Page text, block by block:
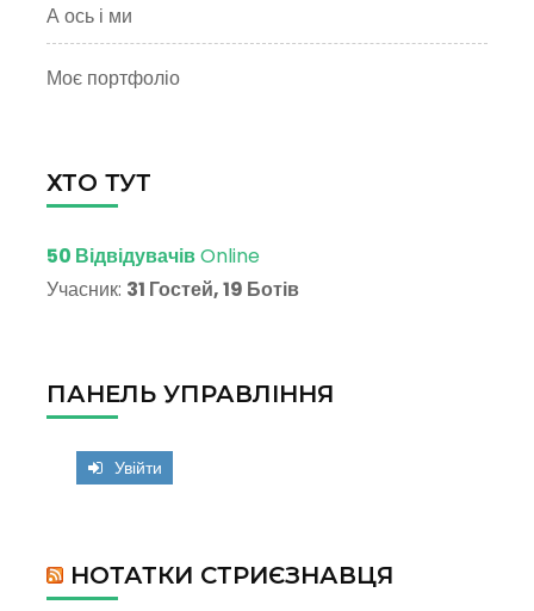
А ось і ми
Моє портфоліо
ХТО ТУТ
50 ВідвідувачівOnline
Учасник: 31 Гостей, 19 Ботів
ПАНЕЛЬ УПРАВЛІННЯ
Увійти
НОТАТКИ СТРИЄЗНАВЦЯ